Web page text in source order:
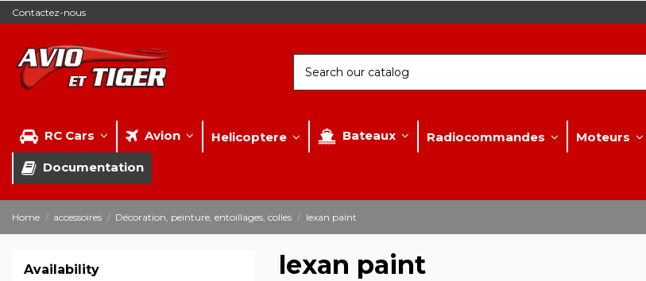
Contactez-nous
RC Cars Avion Helicoptere Bateaux Radiocommandes Moteurs
Documentation
Home accessoires Décoration, peinture, entoillages, colles lexan paint
lexan paint
Availability